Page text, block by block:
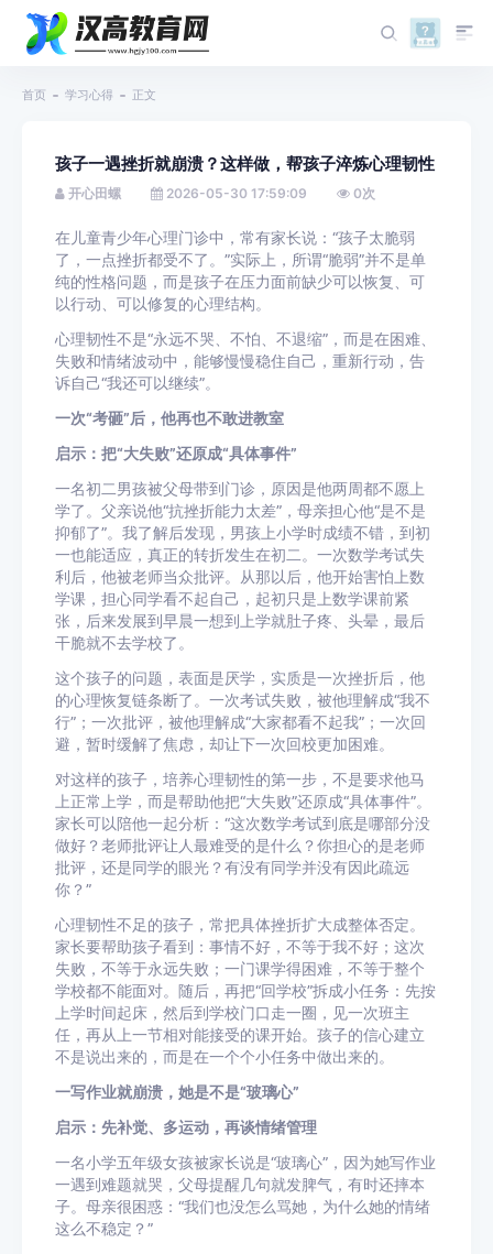
首页 学习心得 正文
孩子一遇挫折就崩溃？这样做，帮孩子淬炼心理韧性
开心田螺 2026-05-30 17:59:09 0次
在儿童青少年心理门诊中，常有家长说：“孩子太脆弱
了，一点挫折都受不了。”实际上，所谓“脆弱”并不是单
纯的性格问题，而是孩子在压力面前缺少可以恢复、可
以行动、可以修复的心理结构。
心理韧性不是“永远不哭、不怕、不退缩”，而是在困难、
失败和情绪波动中，能够慢慢稳住自己，重新行动，告
诉自己“我还可以继续”。
一次“考砸”后，他再也不敢进教室
启示：把“大失败”还原成“具体事件”
一名初二男孩被父母带到门诊，原因是他两周都不愿上
学了。父亲说他“抗挫折能力太差”，母亲担心他“是不是
抑郁了”。我了解后发现，男孩上小学时成绩不错，到初
一也能适应，真正的转折发生在初二。一次数学考试失
利后，他被老师当众批评。从那以后，他开始害怕上数
学课，担心同学看不起自己，起初只是上数学课前紧
张，后来发展到早晨一想到上学就肚子疼、头晕，最后
干脆就不去学校了。
这个孩子的问题，表面是厌学，实质是一次挫折后，他
的心理恢复链条断了。一次考试失败，被他理解成“我不
行”；一次批评，被他理解成“大家都看不起我”；一次回
避，暂时缓解了焦虑，却让下一次回校更加困难。
对这样的孩子，培养心理韧性的第一步，不是要求他马
上正常上学，而是帮助他把“大失败”还原成“具体事件”。
家长可以陪他一起分析：“这次数学考试到底是哪部分没
做好？老师批评让人最难受的是什么？你担心的是老师
批评，还是同学的眼光？有没有同学并没有因此疏远
你？”
心理韧性不足的孩子，常把具体挫折扩大成整体否定。
家长要帮助孩子看到：事情不好，不等于我不好；这次
失败，不等于永远失败；一门课学得困难，不等于整个
学校都不能面对。随后，再把“回学校”拆成小任务：先按
上学时间起床，然后到学校门口走一圈，见一次班主
任，再从上一节相对能接受的课开始。孩子的信心建立
不是说出来的，而是在一个个小任务中做出来的。
一写作业就崩溃，她是不是“玻璃心”
启示：先补觉、多运动，再谈情绪管理
一名小学五年级女孩被家长说是“玻璃心”，因为她写作业
一遇到难题就哭，父母提醒几句就发脾气，有时还摔本
子。母亲很困惑：“我们也没怎么骂她，为什么她的情绪
这么不稳定？”